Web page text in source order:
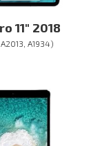
11″ 2018
A1934)